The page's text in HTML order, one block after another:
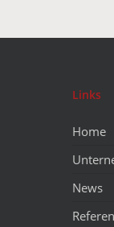
Links
Home
News